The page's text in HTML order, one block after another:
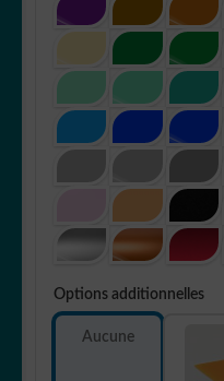
Options additionnelles
Aucune